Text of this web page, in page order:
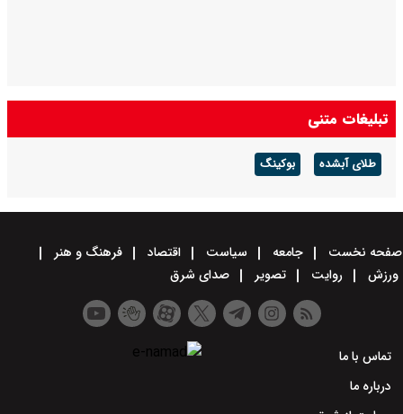
تبلیغات متنی
طلای آبشده بوکینگ
صفحه نخست جامعه سیاست اقتصاد
فرهنگ و هنر
ورزش
روایت تصویر صدای شرق
تماس با ما
درباره ما